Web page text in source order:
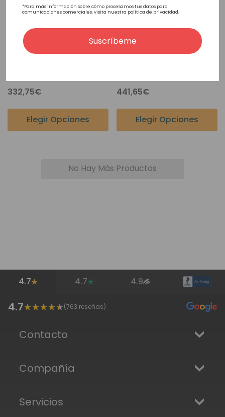
HD105 - Prótesis Capilar
332,75€
Elegir Opciones
M 121 - Prótesis Capilar
441,65€
Elegir Opciones
No Hay Más Productos
4.7 4.7 4.9
4.7 (763 reseñas)
Contacto
Compañía
Servicios
*Para más información sobre cómo procesamos tus datos para
comunicaciones comerciales, visita nuestra política de privacidad.
Suscríbeme